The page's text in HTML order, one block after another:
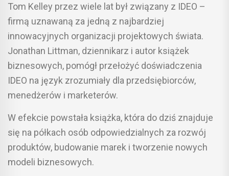
Tom Kelley przez wiele lat był związany z IDEO –
firmą uznawaną za jedną z najbardziej
innowacyjnych organizacji projektowych świata.
Jonathan Littman, dziennikarz i autor książek
biznesowych, pomógł przełożyć doświadczenia
IDEO na język zrozumiały dla przedsiębiorców,
menedżerów i marketerów.
W efekcie powstała książka, która do dziś znajduje
się na półkach osób odpowiedzialnych za rozwój
produktów, budowanie marek i tworzenie nowych
modeli biznesowych.